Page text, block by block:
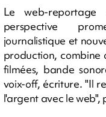
Le web-reportage
perspective
journalistique et
production, combine
filmées, bande
voix-off, écriture. "Il
l'argent avec le web",